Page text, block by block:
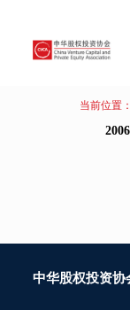
当前位置：
中华股权投资协